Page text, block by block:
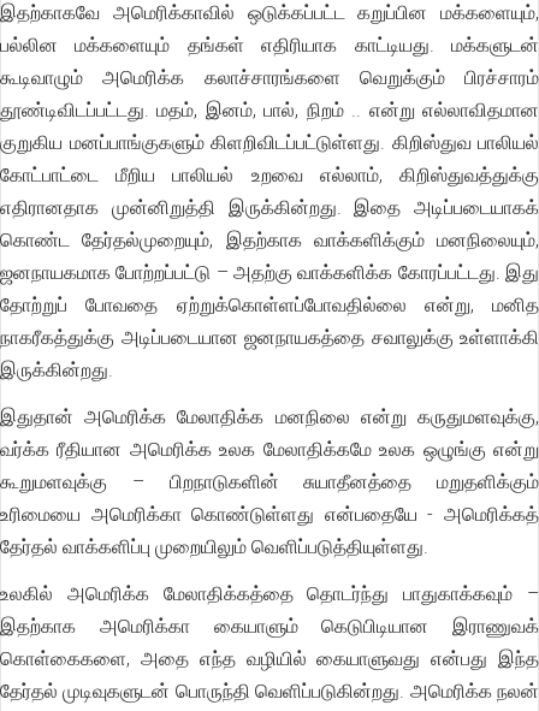
இதற்காகவே அமெரிக்காவில் ஒடுக்கப்பட்ட கறுப்பின மக்களையும்,
பல்லின மக்களையும் தங்கள் எதிரியாக காட்டியது. மக்களுடன்
கூடிவாழும் அமெரிக்க கலாச்சாரங்களை வெறுக்கும் பிரச்சாரம்
தூண்டிவிடப்பட்டது. மதம், இனம், பால், நிறம் .. என்று எல்லாவிதமான
குறுகிய மனப்பாங்குகளும் கிளறிவிடப்பட்டுள்ளது. கிறிஸ்துவ பாலியல்
கோட்பாட்டை மீறிய பாலியல் உறவை எல்லாம், கிறிஸ்துவத்துக்கு
எதிரானதாக முன்னிறுத்தி இருக்கின்றது. இதை அடிப்படையாகக்
கொண்ட தேர்தல்முறையும், இதற்காக வாக்களிக்கும் மனநிலையும்,
ஜனநாயகமாக போற்றப்பட்டு – அதற்கு வாக்களிக்க கோரப்பட்டது. இது
தோற்றுப் போவதை ஏற்றுக்கொள்ளப்போவதில்லை என்று, மனித
நாகரீகத்துக்கு அடிப்படையான ஜனநாயகத்தை சவாலுக்கு உள்ளாக்கி
இருக்கின்றது.
இதுதான் அமெரிக்க மேலாதிக்க மனநிலை என்று கருதுமளவுக்கு,
வர்க்க ரீதியான அமெரிக்க உலக மேலாதிக்கமே உலக ஒழுங்கு என்று
கூறுமளவுக்கு – பிறநாடுகளின் சுயாதீனத்தை மறுதளிக்கும்
உரிமையை அமெரிக்கா கொண்டுள்ளது என்பதையே - அமெரிக்கத்
தேர்தல் வாக்களிப்பு முறையிலும் வெளிப்படுத்தியுள்ளது.
உலகில் அமெரிக்க மேலாதிக்கத்தை தொடர்ந்து பாதுகாக்கவும் –
இதற்காக அமெரிக்கா கையாளும் கெடுபிடியான இராணுவக்
கொள்கைகளை, அதை எந்த வழியில் கையாளுவது என்பது இந்த
தேர்தல் முடிவுகளுடன் பொருந்தி வெளிப்படுகின்றது. அமெரிக்க நலன்